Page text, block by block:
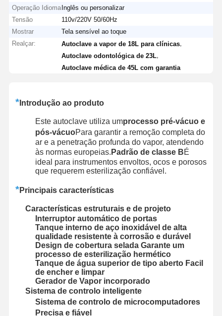
Operação Idioma Inglês ou personalizar
Tensão
110v/220V 50/60Hz
Mostrar
Tela sensível ao toque
Realçar:
Autoclave a vapor de 18L para clínicas
Autoclave odontológica de 23L
Autoclave médica de 45L com garantia
*Introdução ao produto
Este autoclave utiliza umprocesso pré-vácuo e
pós-vácuoPara garantir a remoção completa do
ar e a penetração profunda do vapor, atendendo
às normas europeias. Padrão de classe BÉ
ideal para instrumentos envoltos, ocos e porosos
que requerem esterilização confiável.
*Principais características
Características estruturais e de projeto
Interruptor automático de portas
Tanque interno de aço inoxidável de alta
qualidade resistente à corrosão e durável
Design de cobertura selada Garante um
processo de esterilização hermético
Tanque de água superior de tipo aberto Facil
de encher e limpar
Gerador de Vapor incorporado
Sistema de controlo inteligente
Sistema de controlo de microcomputadores
Precisa e fiável